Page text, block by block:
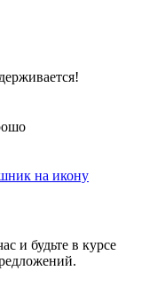
на икону
и будьте в курсе